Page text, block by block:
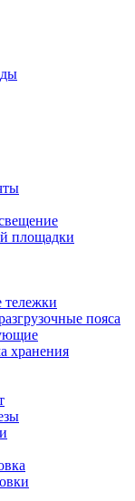
площадки
тележки
пояса
хранения